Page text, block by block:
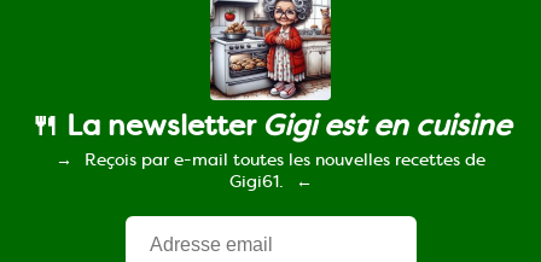
🍴 La newsletter Gigi est en cuisine
Reçois par e-mail toutes les nouvelles recettes de
Gigi61.